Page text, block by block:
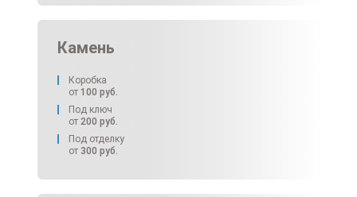
Камень
Коробка
от 100 руб.
Под ключ
от 200 руб.
Под отделку
от 300 руб.